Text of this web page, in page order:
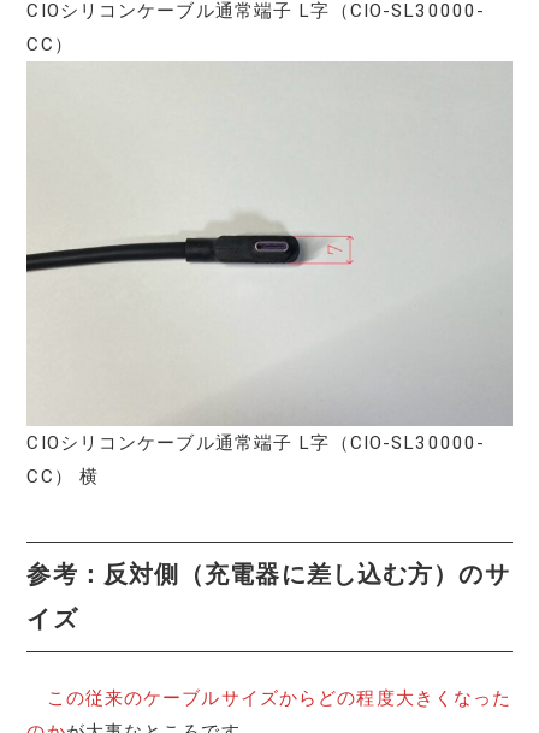
CIOシリコンケーブル通常端子 L字（CIO-SL30000-
CC）
CIOシリコンケーブル通常端子 L字（CIO-SL30000-
CC） 横
参考：反対側（充電器に差し込む方）のサ
イズ
この従来のケーブルサイズからどの程度大きくなった